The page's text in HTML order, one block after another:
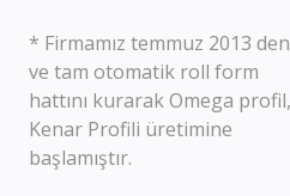
* Firmamız temmuz 2013
ve tam otomatik roll form
hattını kurarak Omega
Kenar Profili üretimine
başlamıştır.